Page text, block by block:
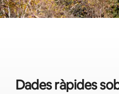
Dades ràpides